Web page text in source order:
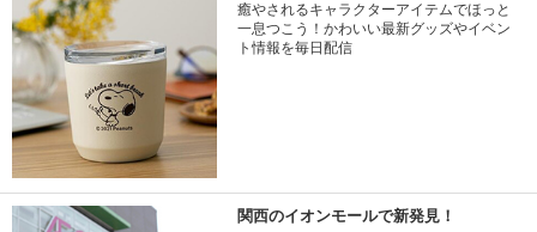
癒やされるキャラクターアイテムでほっと
一息つこう！かわいい最新グッズやイベン
ト情報を毎日配信
関西のイオンモールで新発見！